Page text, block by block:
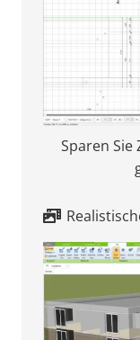
Sparen